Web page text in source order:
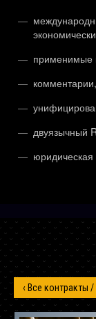
применимые
двуязычный